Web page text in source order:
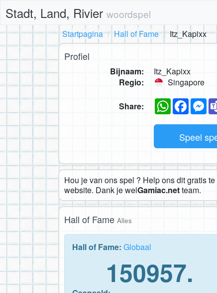
Stadt, Land, Rivier woordspel
Startpagina
Hall of Fame Itz_Kapixx
Profiel
Bijnaam:
Itz_Kapixx
Regio:
Singapore
Share: WhatsApp
Speel
Hou je van ons spel ? Help ons dit gratis
website. Dank je welGamiac.netteam.
Hall of Fame Alles
Hall of Fame: Globaal
150957.